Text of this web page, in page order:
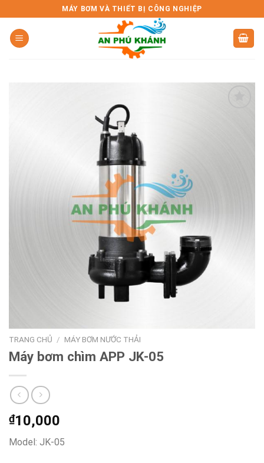
to
content
MÁY BƠM VÀ THIẾT BỊ CÔNG NGHIỆP
TRANG CHỦ / MÁY BƠM NƯỚC THẢI
Máy bơm chìm APP JK-05
₫10,000
Model: JK-05